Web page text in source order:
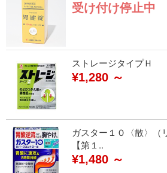
受け付け停止中
ストレージタイプＨ
¥1,280 ～
ガスター１０〈散〉（
【第１..
¥1,480 ～